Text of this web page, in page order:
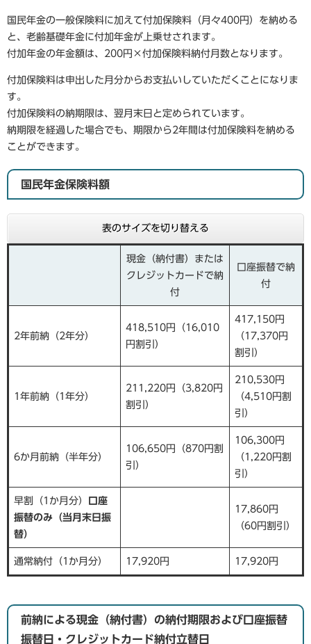
国民年金の一般保険料に加えて付加保険料（月々400円）を納める
と、老齢基礎年金に付加年金が上乗せされます。
付加年金の年金額は、200円×付加保険料納付月数となります。
付加保険料は申出した月分からお支払いしていただくことになりま
す。
付加保険料の納期限は、翌月末日と定められています。
納期限を経過した場合でも、期限から2年間は付加保険料を納める
ことができます。
国民年金保険料額
表のサイズを切り替える
現金（納付書）または
クレジットカードで納
付
口座振替で納
付
2年前納（2年分）
418,510円（16,010
円割引）
417,150円
（17,370円
割引）
1年前納（1年分）
211,220円（3,820円
割引）
210,530円
（4,510円割
引）
6か月前納（半年分）
106,650円（870円割
引）
106,300円
（1,220円割
引）
早割（1か月分）
口座
振替のみ（当月末日振
替）
17,860円
（60円割引）
通常納付（1か月分） 17,920円 17,920円
前納による現金（納付書）の納付期限および口座振替
振替日・クレジットカード納付立替日